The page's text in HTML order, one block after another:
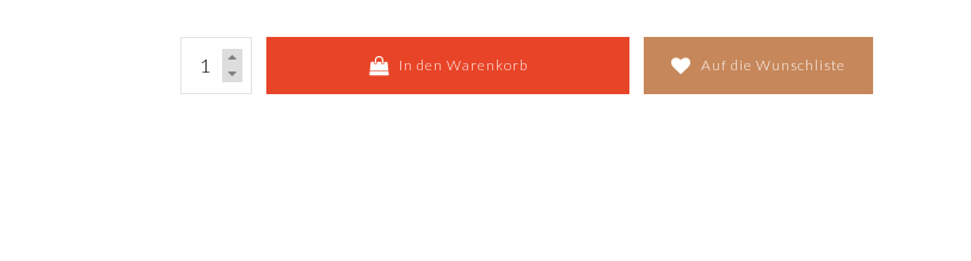
In den Warenkorb Auf die Wunschliste